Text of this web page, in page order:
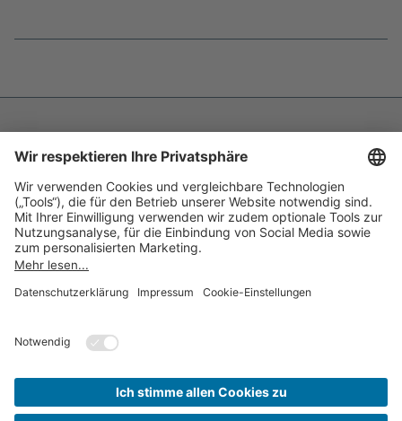
Datenschutz
Barrierefreiheit
Inhaltsverzeichnis
Cookie-Einstellungen
Kontakt